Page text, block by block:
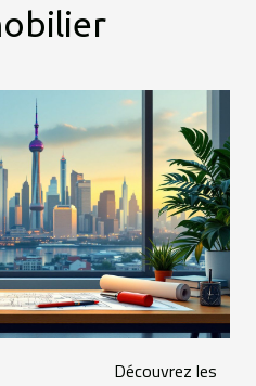
Découvrez les